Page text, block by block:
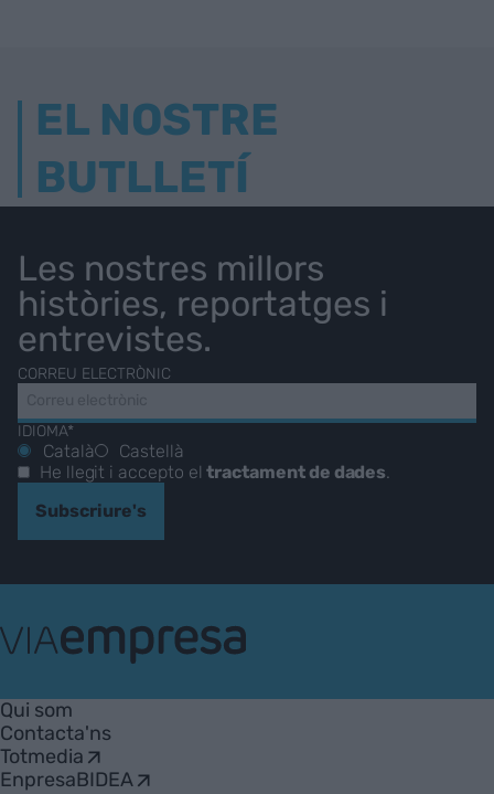
EL NOSTRE
BUTLLETÍ
Les nostres millors
històries, reportatges i
entrevistes.
CORREU ELECTRÒNIC
IDIOMA*
Català
Castellà
He llegit i accepto eltractament de dades.
Subscriure's
Empresa
Qui som
Contacta'ns
Totmedia
EnpresaBIDEA